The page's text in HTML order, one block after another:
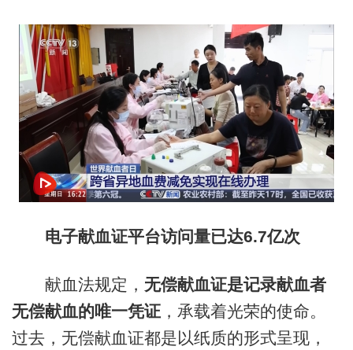
电子献血证平台访问量已达6.7亿次
献血法规定， 无偿献血证是记录献血者
无偿献血的唯一凭证，承载着光荣的使命。
过去，无偿献血证都是以纸质的形式呈现，